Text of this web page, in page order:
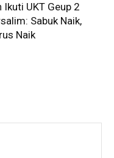
UKT Geup 2
Sabuk Naik,
Naik